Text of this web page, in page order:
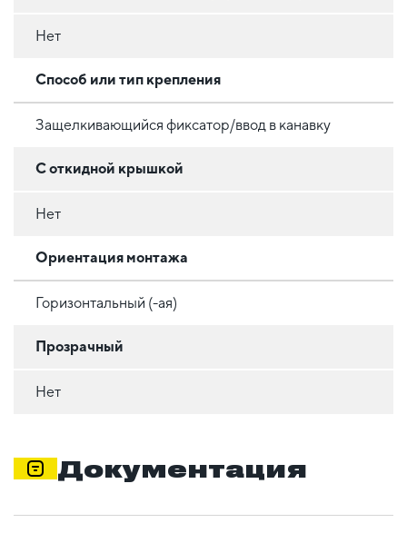
Нет
Способ или тип крепления
Защелкивающийся фиксатор/ввод в канавку
С откидной крышкой
Нет
Ориентация монтажа
Горизонтальный (-ая)
Прозрачный
Нет
Документация